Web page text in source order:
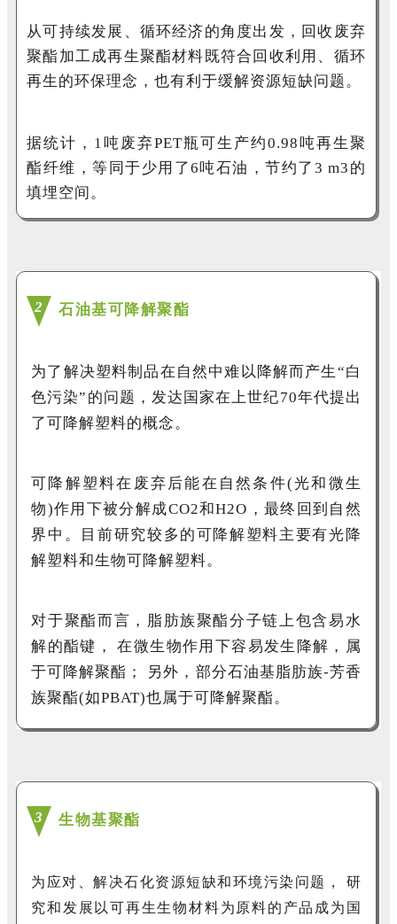
从可持续发展、循环经济的角度出发，回收废弃
聚酯加工成再生聚酯材料既符合回收利用、循环
再生的环保理念，也有利于缓解资源短缺问题。
据统计， 1吨废弃PET瓶可生产约0.98吨再生聚
酯纤维，等同于少用了6吨石油，节约了 3 m3 的
填埋空间。
2 石油基可降解聚酯
为了解决塑料制品在自然中难以降解而产生 “白
色污染”的问题，发达国家在上世纪70年代提出
了可降解塑料的概念。
可降解塑料在废弃后能在 自然条件(光和微生
物)作用下被分解成CO2和H2O ， 最终回到自然
界中。目前研究较多的可降解塑料主要有光降
解塑料和生物可降解塑料。
对于聚酯而言，脂肪族聚酯分子链上包含易水
解的酯键，
在微生物作用下容易发生降解，属
于可降解聚酯；
另外，部分石油基脂肪族-芳香
族聚酯(如PBAT)也属于可降解聚酯。
3 生物基聚酯
为应对、解决石化资源短缺和环境污染问题，
研
究和发展以可再生生物材料为原料的产品成为国